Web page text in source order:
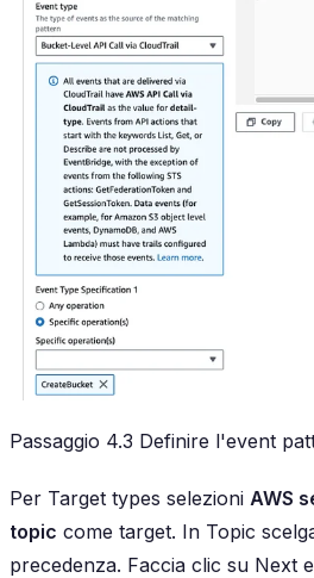
Passaggio 4.3 Definire l'event
Per Target types selezioni AWS
topic come target. In Topic
precedenza. Faccia clic su Next